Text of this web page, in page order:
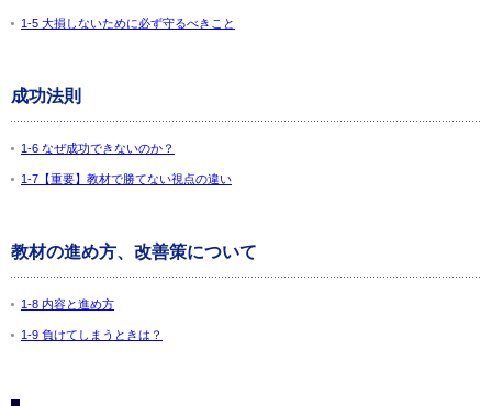
1-5 大損しないために必ず守るべきこと
成功法則
1-6 なぜ成功できないのか？
1-7【重要】教材で勝てない視点の違い
教材の進め方、改善策について
1-8 内容と進め方
1-9 負けてしまうときは？